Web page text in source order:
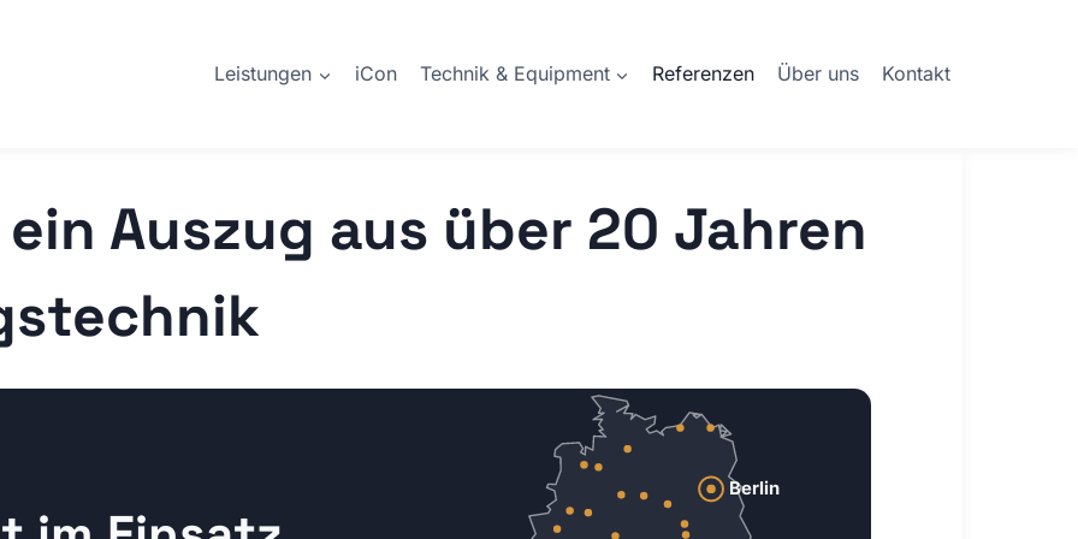
Leistungen iCon Technik & Equipment Referenzen Über uns Kontakt
Auszug aus über 20 Jahren
Berlin